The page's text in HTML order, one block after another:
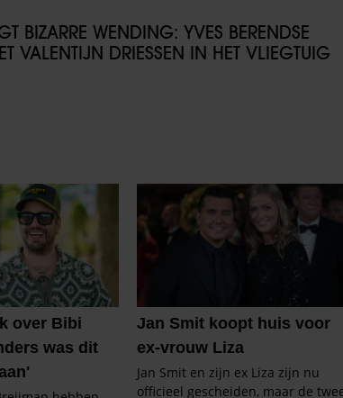
BIZARRE WENDING: YVES BERENDSE
VALENTIJN DRIESSEN IN HET VLIEGTUIG